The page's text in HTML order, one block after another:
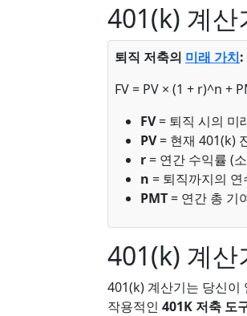
401(k) 계산
퇴직 저축의 미래 가치:
FV = PV × (1 + r)^n +
FV= 퇴직 시의 미
PV= 현재 401(k)
r= 연간 수익률 (
n = 퇴직까지의 연
PMT= 연간 총 기
401(k) 계산
401(k) 계산기는 당신이
작용적인 401K 저축 도